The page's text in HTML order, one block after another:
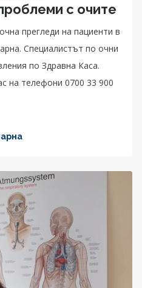
с очите
прегледи на пациенти в
Специалистът по очни
по Здравна Каса.
на телефони 0700 33 900